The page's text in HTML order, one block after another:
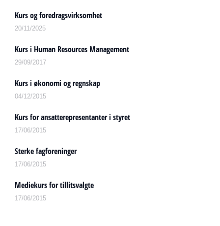
Kurs og foredragsvirksomhet
20/11/2025
Kurs i Human Resources Management
29/09/2017
Kurs i økonomi og regnskap
04/12/2015
Kurs for ansatterepresentanter i styret
17/06/2015
Sterke fagforeninger
17/06/2015
Mediekurs for tillitsvalgte
17/06/2015